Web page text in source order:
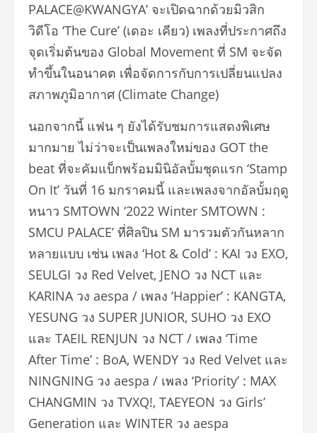
PALACE@KWANGYA’ จะเปิดฉากด้วยมิวสิก
วิดีโอ ‘The Cure’ (เดอะ เคียว) เพลงที่ประกาศถึง
จุดเริ่มต้นของ Global Movement ที่ SM จะจัด
ทำขึ้นในอนาคต เพื่อจัดการกับการเปลี่ยนแปลง
สภาพภูมิอากาศ (Climate Change)
นอกจากนี้ แฟน ๆ ยังได้รับชมการแสดงพิเศษ
มากมาย ไม่ว่าจะเป็นเพลงใหม่ของ GOT the
beat ที่จะคัมแบ็กพร้อมมินิอัลบั้มชุดแรก ‘Stamp
On It’ วันที่ 16 มกราคมนี้ และเพลงจากอัลบั้มฤดู
หนาว SMTOWN ‘2022 Winter SMTOWN :
SMCU PALACE’ ที่ศิลปิน SM มารวมตัวกันหลาก
หลายแบบ เช่น เพลง ‘Hot & Cold’ : KAI วง EXO,
SEULGI วง Red Velvet, JENO วง NCT และ
KARINA วง aespa / เพลง ‘Happier’ : KANGTA,
YESUNG วง SUPER JUNIOR, SUHO วง EXO
และ TAEIL RENJUN วง NCT / เพลง ‘Time
After Time’ : BoA, WENDY วง Red Velvet และ
NINGNING วง aespa / เพลง ‘Priority’ : MAX
CHANGMIN วง TVXQ!, TAEYEON วง Girls’
Generation และ WINTER วง aespa